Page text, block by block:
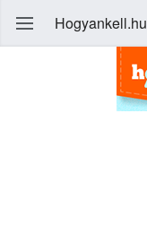
Hogyankell.hu